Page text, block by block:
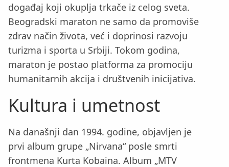
događaj koji okuplja trkače iz celog sveta.
Beogradski maraton ne samo da promoviše
zdrav način života, već i doprinosi razvoju
turizma i sporta u Srbiji. Tokom godina,
maraton je postao platforma za promociju
humanitarnih akcija i društvenih inicijativa.
Kultura i umetnost
Na današnji dan 1994. godine, objavljen je
prvi album grupe „Nirvana“ posle smrti
frontmena Kurta Kobaina. Album „MTV